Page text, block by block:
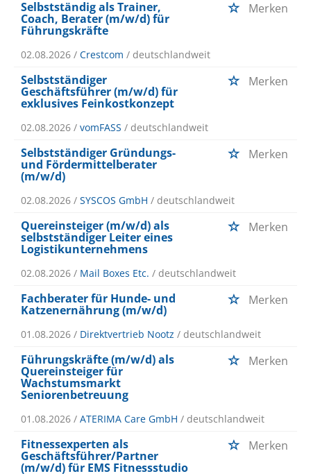
Selbstständig als Trainer,
Coach, Berater (m/w/d) für
Führungskräfte
Merken
02.08.2026 / Crestcom / deutschlandweit
Selbstständiger
Geschäftsführer (m/w/d) für
exklusives Feinkostkonzept
Merken
02.08.2026 / vomFASS / deutschlandweit
Selbstständiger Gründungs-
und Fördermittelberater
(m/w/d)
Merken
02.08.2026 / SYSCOS GmbH / deutschlandweit
Quereinsteiger (m/w/d) als
selbstständiger Leiter eines
Logistikunternehmens
Merken
02.08.2026 / Mail Boxes Etc. / deutschlandweit
Fachberater für Hunde- und
Katzenernährung (m/w/d)
Merken
01.08.2026 / Direktvertrieb Nootz / deutschlandweit
Führungskräfte (m/w/d) als
Quereinsteiger für
Wachstumsmarkt
Seniorenbetreuung
Merken
01.08.2026 / ATERIMA Care GmbH / deutschlandweit
Fitnessexperten als
Geschäftsführer/Partner
(m/w/d) für EMS Fitnessstudio
Merken